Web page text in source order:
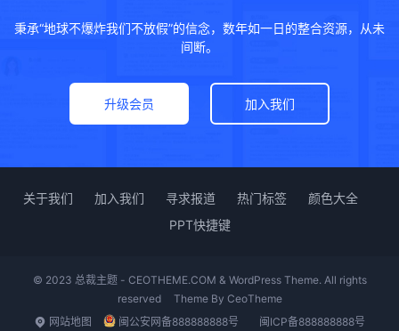
秉承“地球不爆炸我们不放假”的信念，数年如一日的整合资源，从未
间断。
升级会员 加入我们
关于我们 加入我们 寻求报道 热门标签
颜色大全
PPT快捷键
© 2023 总裁主题 - CEOTHEME.COM & WordPress Theme. All rights
reserved
Theme By CeoTheme
网站地图
闽公安网备888888888号 闽ICP备888888888号